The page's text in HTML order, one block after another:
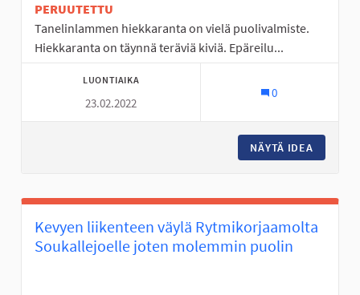
PERUUTETTU
Tanelinlammen hiekkaranta on vielä puolivalmiste.
Hiekkaranta on täynnä teräviä kiviä. Epäreilu...
LUONTIAIKA
23.02.2022
0
NÄYTÄ IDEA
Kevyen liikenteen väylä Rytmikorjaamolta
Soukallejoelle joten molemmin puolin